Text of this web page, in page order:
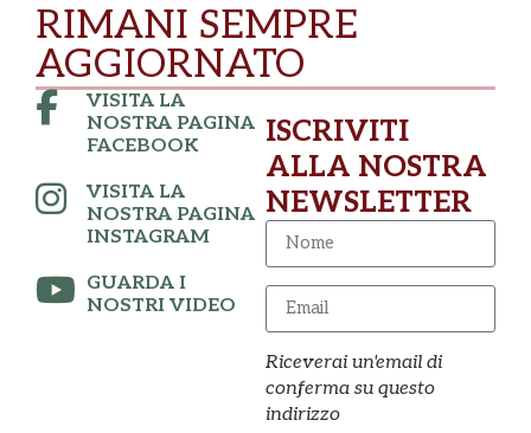
RIMANI SEMPRE
AGGIORNATO
VISITA LA
NOSTRA PAGINA
FACEBOOK
VISITA LA
NOSTRA PAGINA
INSTAGRAM
GUARDA I
NOSTRI VIDEO
ISCRIVITI
ALLA NOSTRA
NEWSLETTER
Riceverai un'email di
conferma su questo
indirizzo